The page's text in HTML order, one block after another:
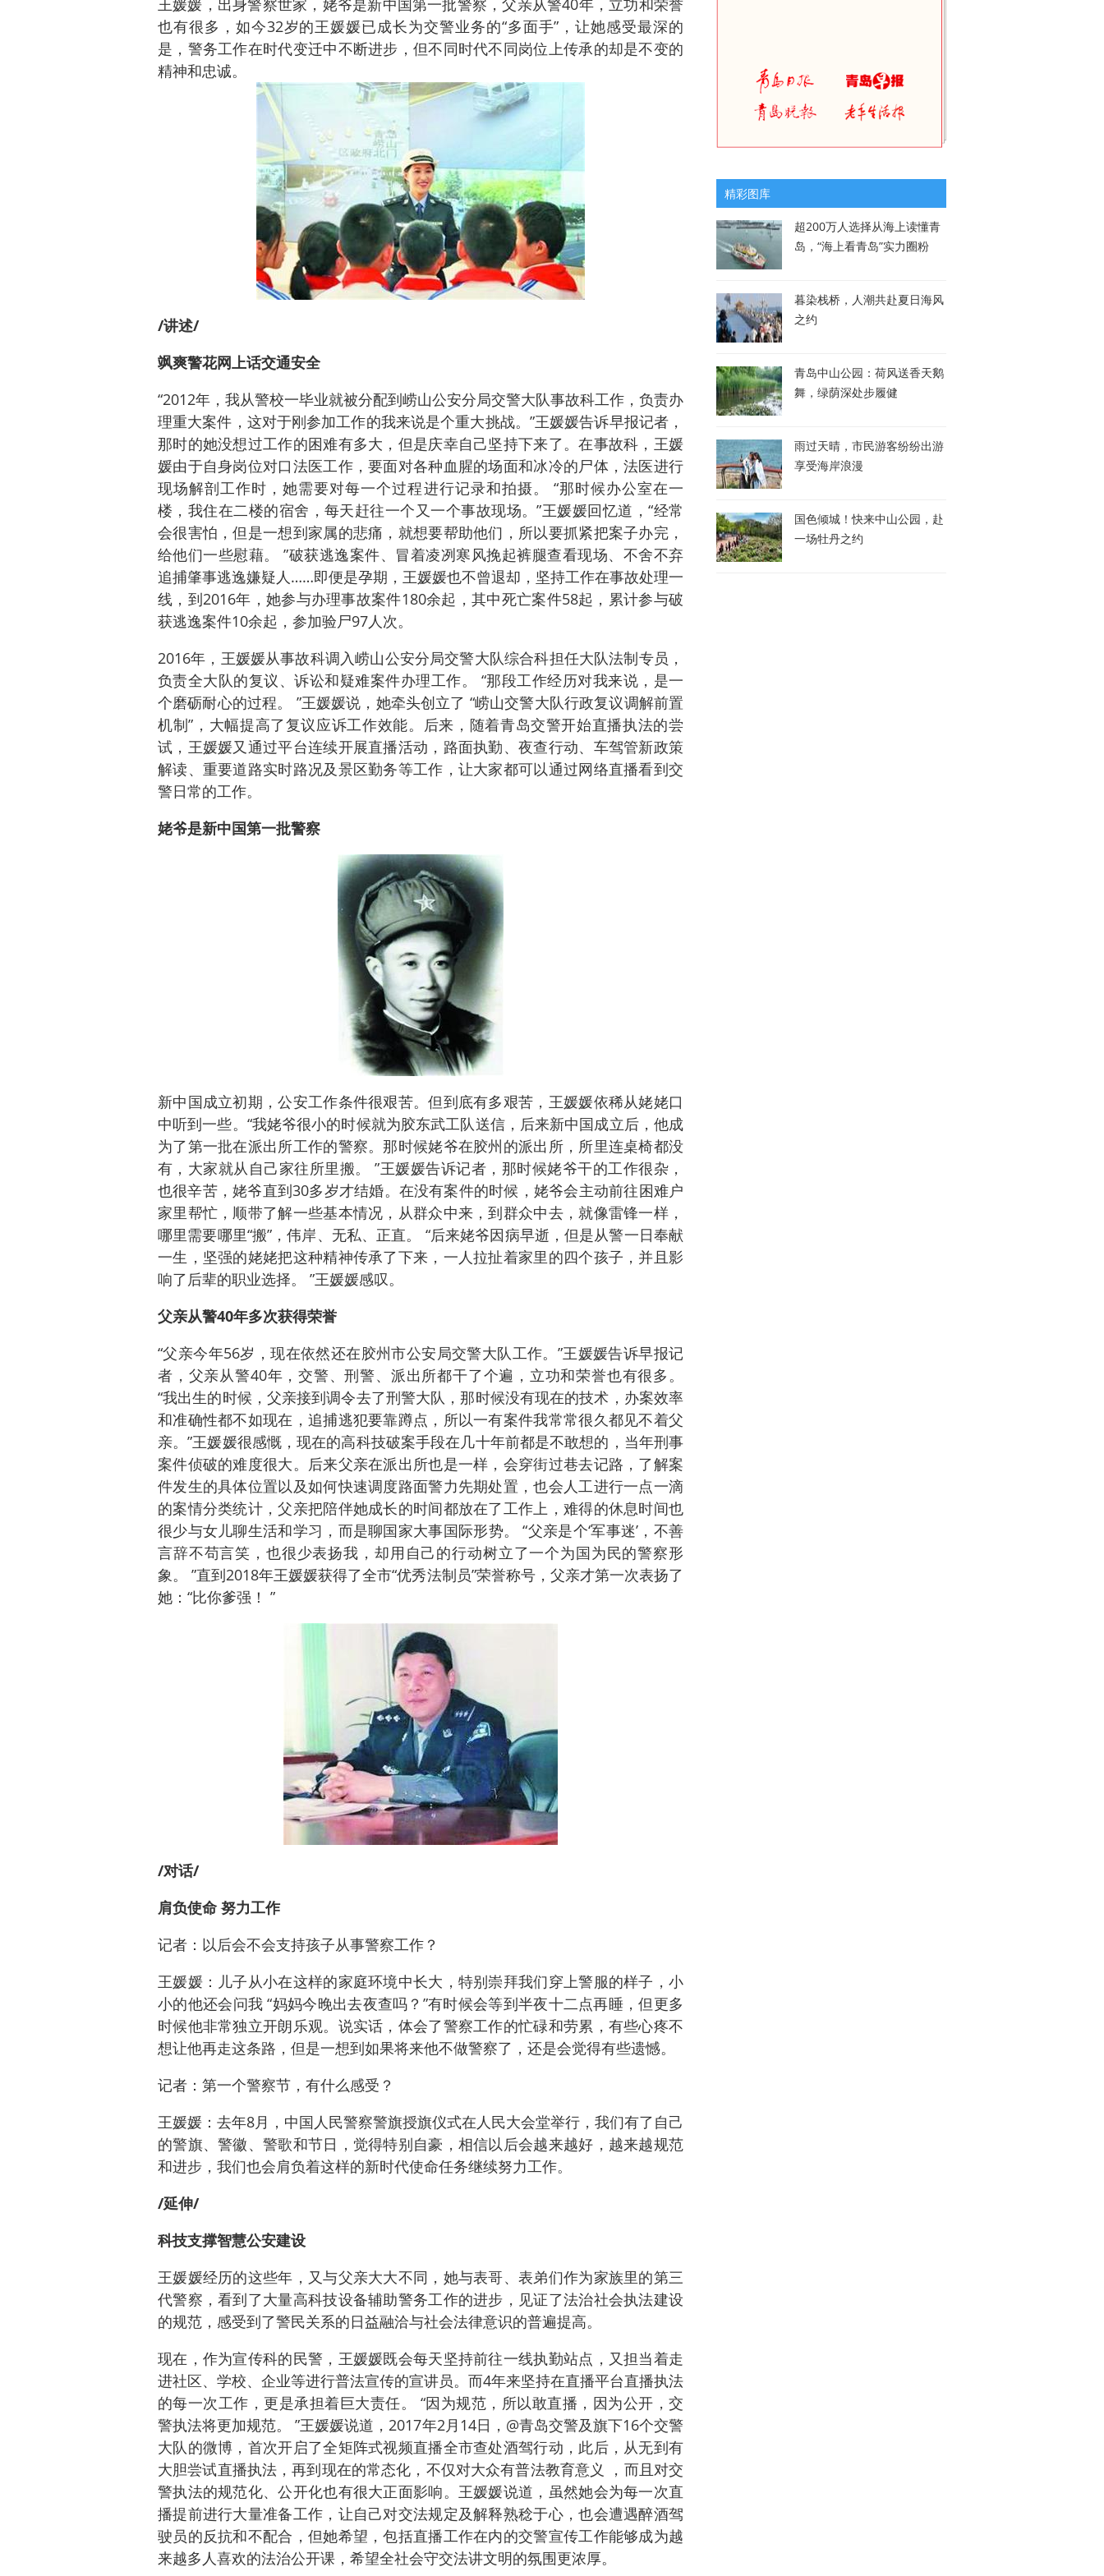
王媛媛，出身警察世家，姥爷是新中国第一批警察，父亲从警40年，立功和荣誉
也有很多，如今32岁的王媛媛已成长为交警业务的“多面手”，让她感受最深的
是，警务工作在时代变迁中不断进步，但不同时代不同岗位上传承的却是不变的
精神和忠诚。
/讲述/
飒爽警花网上话交通安全
“2012年，我从警校一毕业就被分配到崂山公安分局交警大队事故科工作，负责办
理重大案件，这对于刚参加工作的我来说是个重大挑战。”王媛媛告诉早报记者，
那时的她没想过工作的困难有多大，但是庆幸自己坚持下来了。在事故科，王媛
媛由于自身岗位对口法医工作，要面对各种血腥的场面和冰冷的尸体，法医进行
现场解剖工作时，她需要对每一个过程进行记录和拍摄。 “那时候办公室在一
楼，我住在二楼的宿舍，每天赶往一个又一个事故现场。”王媛媛回忆道，“经常
会很害怕，但是一想到家属的悲痛，就想要帮助他们，所以要抓紧把案子办完，
给他们一些慰藉。 ”破获逃逸案件、冒着凌冽寒风挽起裤腿查看现场、不舍不弃
追捕肇事逃逸嫌疑人……即便是孕期，王媛媛也不曾退却，坚持工作在事故处理一
线，到2016年，她参与办理事故案件180余起，其中死亡案件58起，累计参与破
获逃逸案件10余起，参加验尸97人次。
2016年，王媛媛从事故科调入崂山公安分局交警大队综合科担任大队法制专员，
负责全大队的复议、诉讼和疑难案件办理工作。 “那段工作经历对我来说，是一
个磨砺耐心的过程。 ”王媛媛说，她牵头创立了 “崂山交警大队行政复议调解前置
机制”，大幅提高了复议应诉工作效能。后来，随着青岛交警开始直播执法的尝
试，王媛媛又通过平台连续开展直播活动，路面执勤、夜查行动、车驾管新政策
解读、重要道路实时路况及景区勤务等工作，让大家都可以通过网络直播看到交
警日常的工作。
姥爷是新中国第一批警察
新中国成立初期，公安工作条件很艰苦。但到底有多艰苦，王媛媛依稀从姥姥口
中听到一些。“我姥爷很小的时候就为胶东武工队送信，后来新中国成立后，他成
为了第一批在派出所工作的警察。那时候姥爷在胶州的派出所，所里连桌椅都没
有，大家就从自己家往所里搬。 ”王媛媛告诉记者，那时候姥爷干的工作很杂，
也很辛苦，姥爷直到30多岁才结婚。在没有案件的时候，姥爷会主动前往困难户
家里帮忙，顺带了解一些基本情况，从群众中来，到群众中去，就像雷锋一样，
哪里需要哪里“搬”，伟岸、无私、正直。 “后来姥爷因病早逝，但是从警一日奉献
一生，坚强的姥姥把这种精神传承了下来，一人拉扯着家里的四个孩子，并且影
响了后辈的职业选择。 ”王媛媛感叹。
父亲从警40年多次获得荣誉
“父亲今年56岁，现在依然还在胶州市公安局交警大队工作。”王媛媛告诉早报记
者，父亲从警40年，交警、刑警、派出所都干了个遍，立功和荣誉也有很多。
“我出生的时候，父亲接到调令去了刑警大队，那时候没有现在的技术，办案效率
和准确性都不如现在，追捕逃犯要靠蹲点，所以一有案件我常常很久都见不着父
亲。”王媛媛很感慨，现在的高科技破案手段在几十年前都是不敢想的，当年刑事
案件侦破的难度很大。后来父亲在派出所也是一样，会穿街过巷去记路，了解案
件发生的具体位置以及如何快速调度路面警力先期处置，也会人工进行一点一滴
的案情分类统计，父亲把陪伴她成长的时间都放在了工作上，难得的休息时间也
很少与女儿聊生活和学习，而是聊国家大事国际形势。 “父亲是个‘军事迷’，不善
言辞不苟言笑，也很少表扬我，却用自己的行动树立了一个为国为民的警察形
象。 ”直到2018年王媛媛获得了全市“优秀法制员”荣誉称号，父亲才第一次表扬了
她：“比你爹强！ ”
/对话/
肩负使命 努力工作
记者：以后会不会支持孩子从事警察工作？
王媛媛：儿子从小在这样的家庭环境中长大，特别崇拜我们穿上警服的样子，小
小的他还会问我 “妈妈今晚出去夜查吗？”有时候会等到半夜十二点再睡，但更多
时候他非常独立开朗乐观。说实话，体会了警察工作的忙碌和劳累，有些心疼不
想让他再走这条路，但是一想到如果将来他不做警察了，还是会觉得有些遗憾。
记者：第一个警察节，有什么感受？
王媛媛：去年8月，中国人民警察警旗授旗仪式在人民大会堂举行，我们有了自己
的警旗、警徽、警歌和节日，觉得特别自豪，相信以后会越来越好，越来越规范
和进步，我们也会肩负着这样的新时代使命任务继续努力工作。
/延伸/
科技支撑智慧公安建设
王媛媛经历的这些年，又与父亲大大不同，她与表哥、表弟们作为家族里的第三
代警察，看到了大量高科技设备辅助警务工作的进步，见证了法治社会执法建设
的规范，感受到了警民关系的日益融洽与社会法律意识的普遍提高。
现在，作为宣传科的民警，王媛媛既会每天坚持前往一线执勤站点，又担当着走
进社区、学校、企业等进行普法宣传的宣讲员。而4年来坚持在直播平台直播执法
的每一次工作，更是承担着巨大责任。 “因为规范，所以敢直播，因为公开，交
警执法将更加规范。 ”王媛媛说道，2017年2月14日，@青岛交警及旗下16个交警
大队的微博，首次开启了全矩阵式视频直播全市查处酒驾行动，此后，从无到有
大胆尝试直播执法，再到现在的常态化，不仅对大众有普法教育意义 ，而且对交
警执法的规范化、公开化也有很大正面影响。王媛媛说道，虽然她会为每一次直
播提前进行大量准备工作，让自己对交法规定及解释熟稔于心，也会遭遇醉酒驾
驶员的反抗和不配合，但她希望，包括直播工作在内的交警宣传工作能够成为越
来越多人喜欢的法治公开课，希望全社会守交法讲文明的氛围更浓厚。
精彩图库
超200万人选择从海上读懂青
岛，“海上看青岛”实力圈粉
暮染栈桥，人潮共赴夏日海风
之约
青岛中山公园：荷风送香天鹅
舞，绿荫深处步履健
雨过天晴，市民游客纷纷出游
享受海岸浪漫
国色倾城！快来中山公园，赴
一场牡丹之约